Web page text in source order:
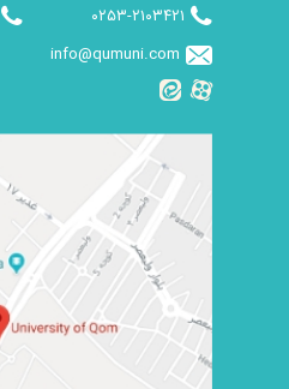
۰۲۵۳-۲۱۰۳۴۲۱
info@qumuni.com